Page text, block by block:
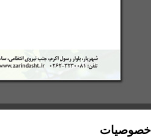
خصوصیات